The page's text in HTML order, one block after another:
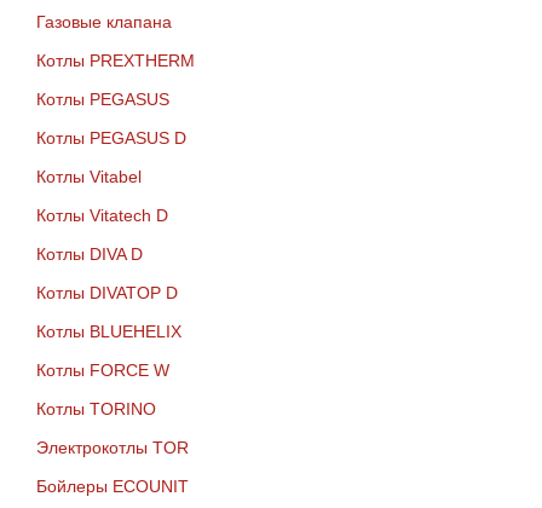
Газовые клапана
Котлы PREXTHERM
Котлы PEGASUS
Котлы PEGASUS D
Котлы Vitabel
Котлы Vitatech D
Котлы DIVA D
Котлы DIVATOP D
Котлы BLUEHELIX
Котлы FORCE W
Котлы TORINO
Электрокотлы TOR
Бойлеры ECOUNIT